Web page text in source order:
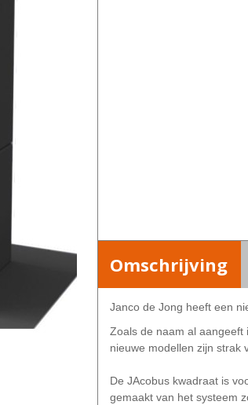
Omschrijving
Janco de Jong heeft een
Zoals de naam al aangeeft
nieuwe modellen zijn strak
De JAcobus kwadraat is
gemaakt van het systeem